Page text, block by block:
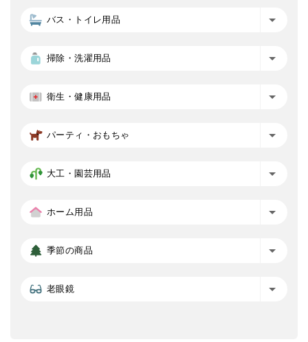
バス・トイレ用品
掃除・洗濯用品
衛生・健康用品
パーティ・おもちゃ
大工・園芸用品
ホーム用品
季節の商品
老眼鏡